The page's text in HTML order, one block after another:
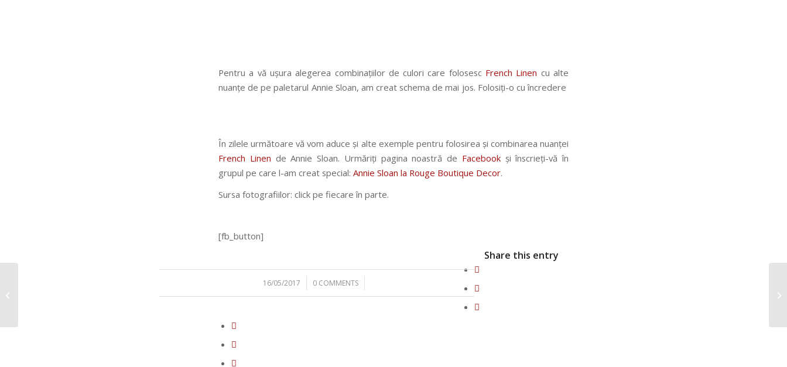
Pentru a vă ușura alegerea combinațiilor de culori care folosesc French Linen cu alte
nuanțe de pe paletarul Annie Sloan, am creat schema de mai jos. Folosiți-o cu încredere
În zilele următoare vă vom aduce și alte exemple pentru folosirea și combinarea nuanței
French Linen de Annie Sloan. Urmăriți pagina noastră de Facebook și înscrieți-vă în
grupul pe care l-am creat special: Annie Sloan la Rouge Boutique Decor.
Sursa fotografiilor: click pe fiecare în parte.
[fb_button]
16/05/2017
/ 0 COMMENTS
/
Share this entry